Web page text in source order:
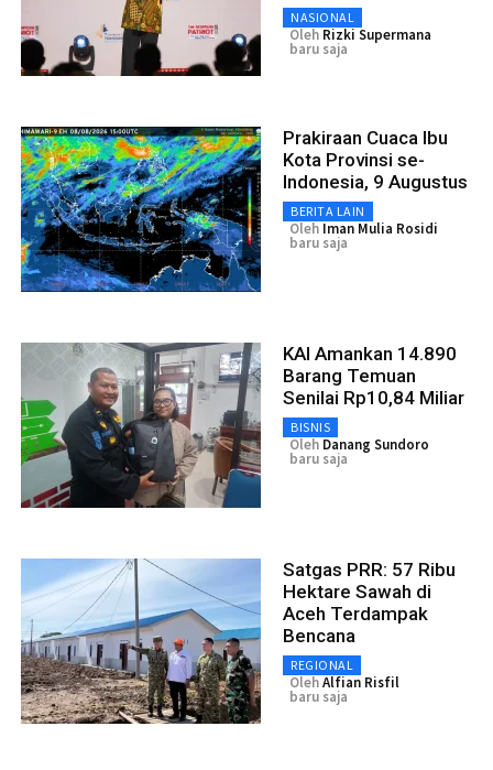
NASIONAL
Oleh Rizki Supermana
baru saja
Prakiraan Cuaca Ibu
Kota Provinsi se-
Indonesia, 9 Augustus
BERITA LAIN
Oleh Iman Mulia Rosidi
baru saja
KAI Amankan 14.890
Barang Temuan
Senilai Rp10,84 Miliar
BISNIS
Oleh Danang Sundoro
baru saja
Satgas PRR: 57 Ribu
Hektare Sawah di
Aceh Terdampak
Bencana
REGIONAL
OlehAlfian Risfil
baru saja